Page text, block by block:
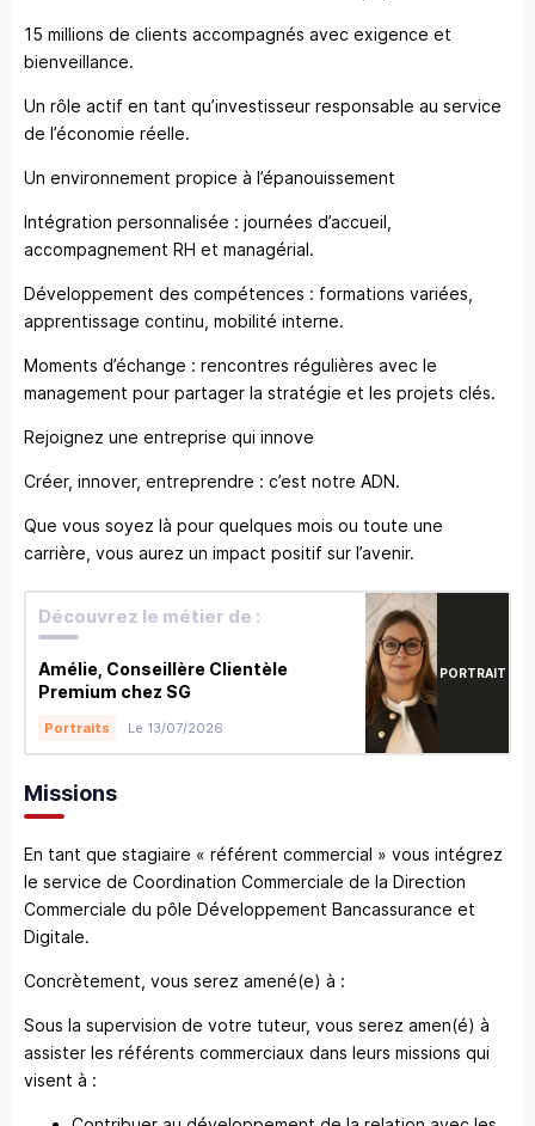
15 millions de clients accompagnés avec exigence et
bienveillance.
Un rôle actif en tant qu’investisseur responsable au service
de l’économie réelle.
Un environnement propice à l’épanouissement
Intégration personnalisée : journées d’accueil,
accompagnement RH et managérial.
Développement des compétences : formations variées,
apprentissage continu, mobilité interne.
Moments d’échange : rencontres régulières avec le
management pour partager la stratégie et les projets clés.
Rejoignez une entreprise qui innove
Créer, innover, entreprendre : c’est notre ADN.
Que vous soyez là pour quelques mois ou toute une
carrière, vous aurez un impact positif sur l’avenir.
Découvrez le métier de :
Amélie, Conseillère Clientèle
Premium chez SG
Portraits Le 13/07/2026
PORTRAIT
Missions
En tant que stagiaire « référent commercial » vous intégrez
le service de Coordination Commerciale de la Direction
Commerciale du pôle Développement Bancassurance et
Digitale.
Concrètement, vous serez amené(e) à :
Sous la supervision de votre tuteur, vous serez amen(é) à
assister les référents commerciaux dans leurs missions qui
visent à :